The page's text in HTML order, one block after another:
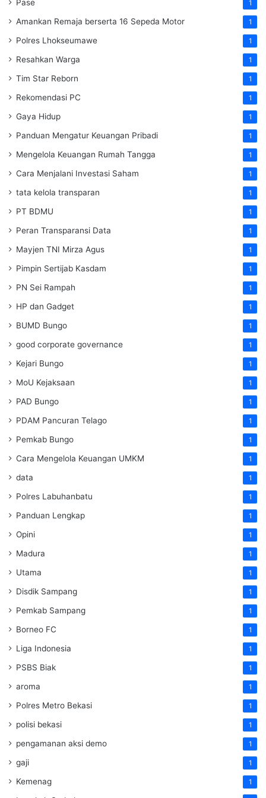
Pase 1
Amankan Remaja berserta 16 Sepeda Motor 1
Polres Lhokseumawe 1
Resahkan Warga 1
Tim Star Reborn 1
Rekomendasi PC 1
Gaya Hidup 1
Panduan Mengatur Keuangan Pribadi 1
Mengelola Keuangan Rumah Tangga 1
Cara Menjalani Investasi Saham 1
tata kelola transparan 1
PT BDMU 1
Peran Transparansi Data 1
Mayjen TNI Mirza Agus 1
Pimpin Sertijab Kasdam 1
PN Sei Rampah 1
HP dan Gadget 1
BUMD Bungo 1
good corporate governance 1
Kejari Bungo 1
MoU Kejaksaan 1
PAD Bungo 1
PDAM Pancuran Telago 1
Pemkab Bungo 1
Cara Mengelola Keuangan UMKM 1
data 1
Polres Labuhanbatu 1
Panduan Lengkap 1
Opini 1
Madura 1
Utama 1
Disdik Sampang 1
Pemkab Sampang 1
Borneo FC 1
Liga Indonesia 1
PSBS Biak 1
aroma 1
Polres Metro Bekasi 1
polisi bekasi 1
pengamanan aksi demo 1
gaji 1
Kemenag 1